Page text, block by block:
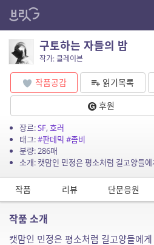
구토하는 자들의 밤
작가: 클레이븐
작품공감 읽기목록
후원
장르:SF,호러
태그:#판데믹 #좀비
분량: 286매
작품 리뷰 단문응원
작품 소개
캣맘인 민정은 평소처럼 길고양들에